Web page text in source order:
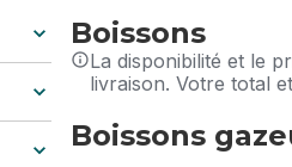
Boissons
La disponibilité et le
livraison. Votre total
Boissons